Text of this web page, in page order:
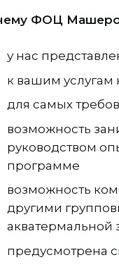
ФОЦ
у нас
к вашим услугам
для самых
возможность
руководством
программе
возможность
другими
акватермальной
предусмотрена